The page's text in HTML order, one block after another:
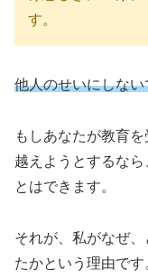
す。
他人のせいにしな
もしあなたが教育
越えようとするな
とはできます。
それが、私がなぜ
たかという理由です